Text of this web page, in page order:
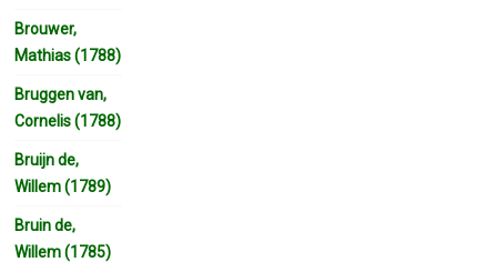
Brouwer,
Mathias (1788)
Bruggen van,
Cornelis (1788)
Bruijn de,
Willem (1789)
Bruin de,
Willem (1785)